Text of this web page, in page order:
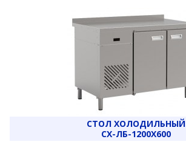
СТОЛ ХОЛОДИЛЬНЫЙ
СХ-ЛБ-1200Х600